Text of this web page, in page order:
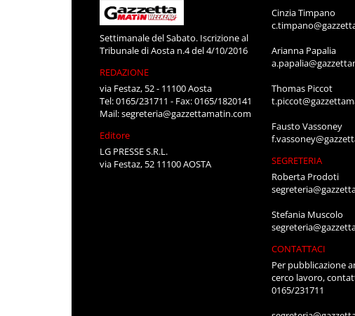
Settimanale del Sabato. Iscrizione al
Tribunale di Aosta n.4 del 4/10/2016
REDAZIONE
via Festaz, 52 - 11100 Aosta
Tel: 0165/231711 - Fax: 0165/1820141
Mail:segreteria@gazzettamatin.com
Editore
LG PRESSE S.R.L.
via Festaz, 52 11100 AOSTA
Cinzia Timpano
Arianna Papalia
Thomas Piccot
Fausto Vassoney
SEGRETERIA
Roberta Prodoti
Stefania Muscolo
CONTATTACI
Per pubblicazione
cerco lavoro,
0165/231711